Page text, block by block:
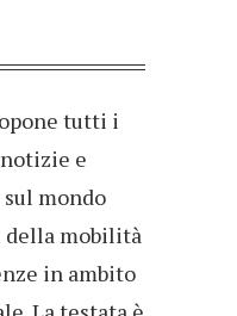
tutti i
e
mondo
della mobilità
in ambito